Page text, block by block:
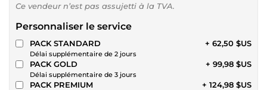
Ce vendeur n’est pas assujetti à la TVA.
Personnaliser le service
PACK STANDARD
Délai supplémentaire de 2 jours
+ 62,50 $US
PACK GOLD
Délai supplémentaire de 3 jours
+ 99,98 $US
PACK PREMIUM + 124,98 $US